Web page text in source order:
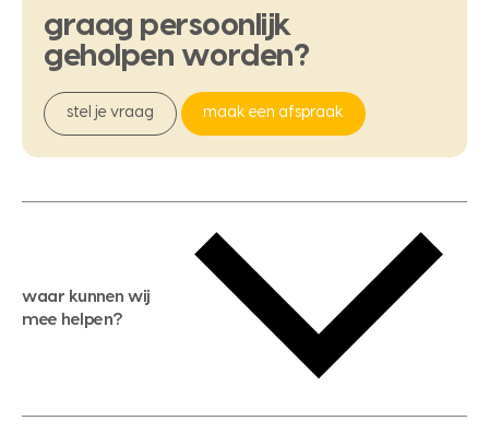
graag persoonlijk
geholpen worden?
stel je vraag maak een afspraak
waar kunnen wij
mee helpen?